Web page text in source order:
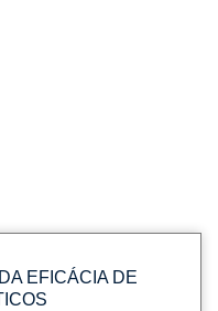
EFICÁCIA DE